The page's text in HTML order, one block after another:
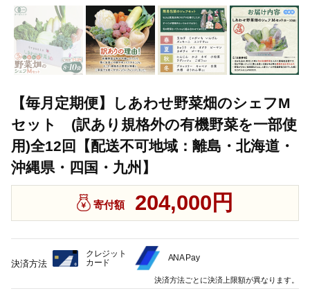
【毎月定期便】しあわせ野菜畑のシェフM
セット (訳あり規格外の有機野菜を一部使
用)全12回【配送不可地域：離島・北海道・
沖縄県・四国・九州】
寄付額 204,000円
決済方法
クレジット
カード
ANA Pay
決済方法ごとに決済上限額が異なります。